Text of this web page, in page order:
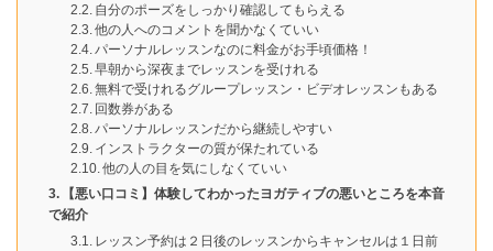
自分のポーズをしっかり確認してもらえる
他の人へのコメントを聞かなくていい
パーソナルレッスンなのに料金がお手頃価格！
早朝から深夜までレッスンを受けれる
無料で受けれるグループレッスン・ビデオレッスンもある
回数券がある
パーソナルレッスンだから継続しやすい
インストラクターの質が保たれている
他の人の目を気にしなくていい
【悪い口コミ】体験してわかったヨガティブの悪いところを本音
で紹介
レッスン予約は２日後のレッスンからキャンセルは１日前